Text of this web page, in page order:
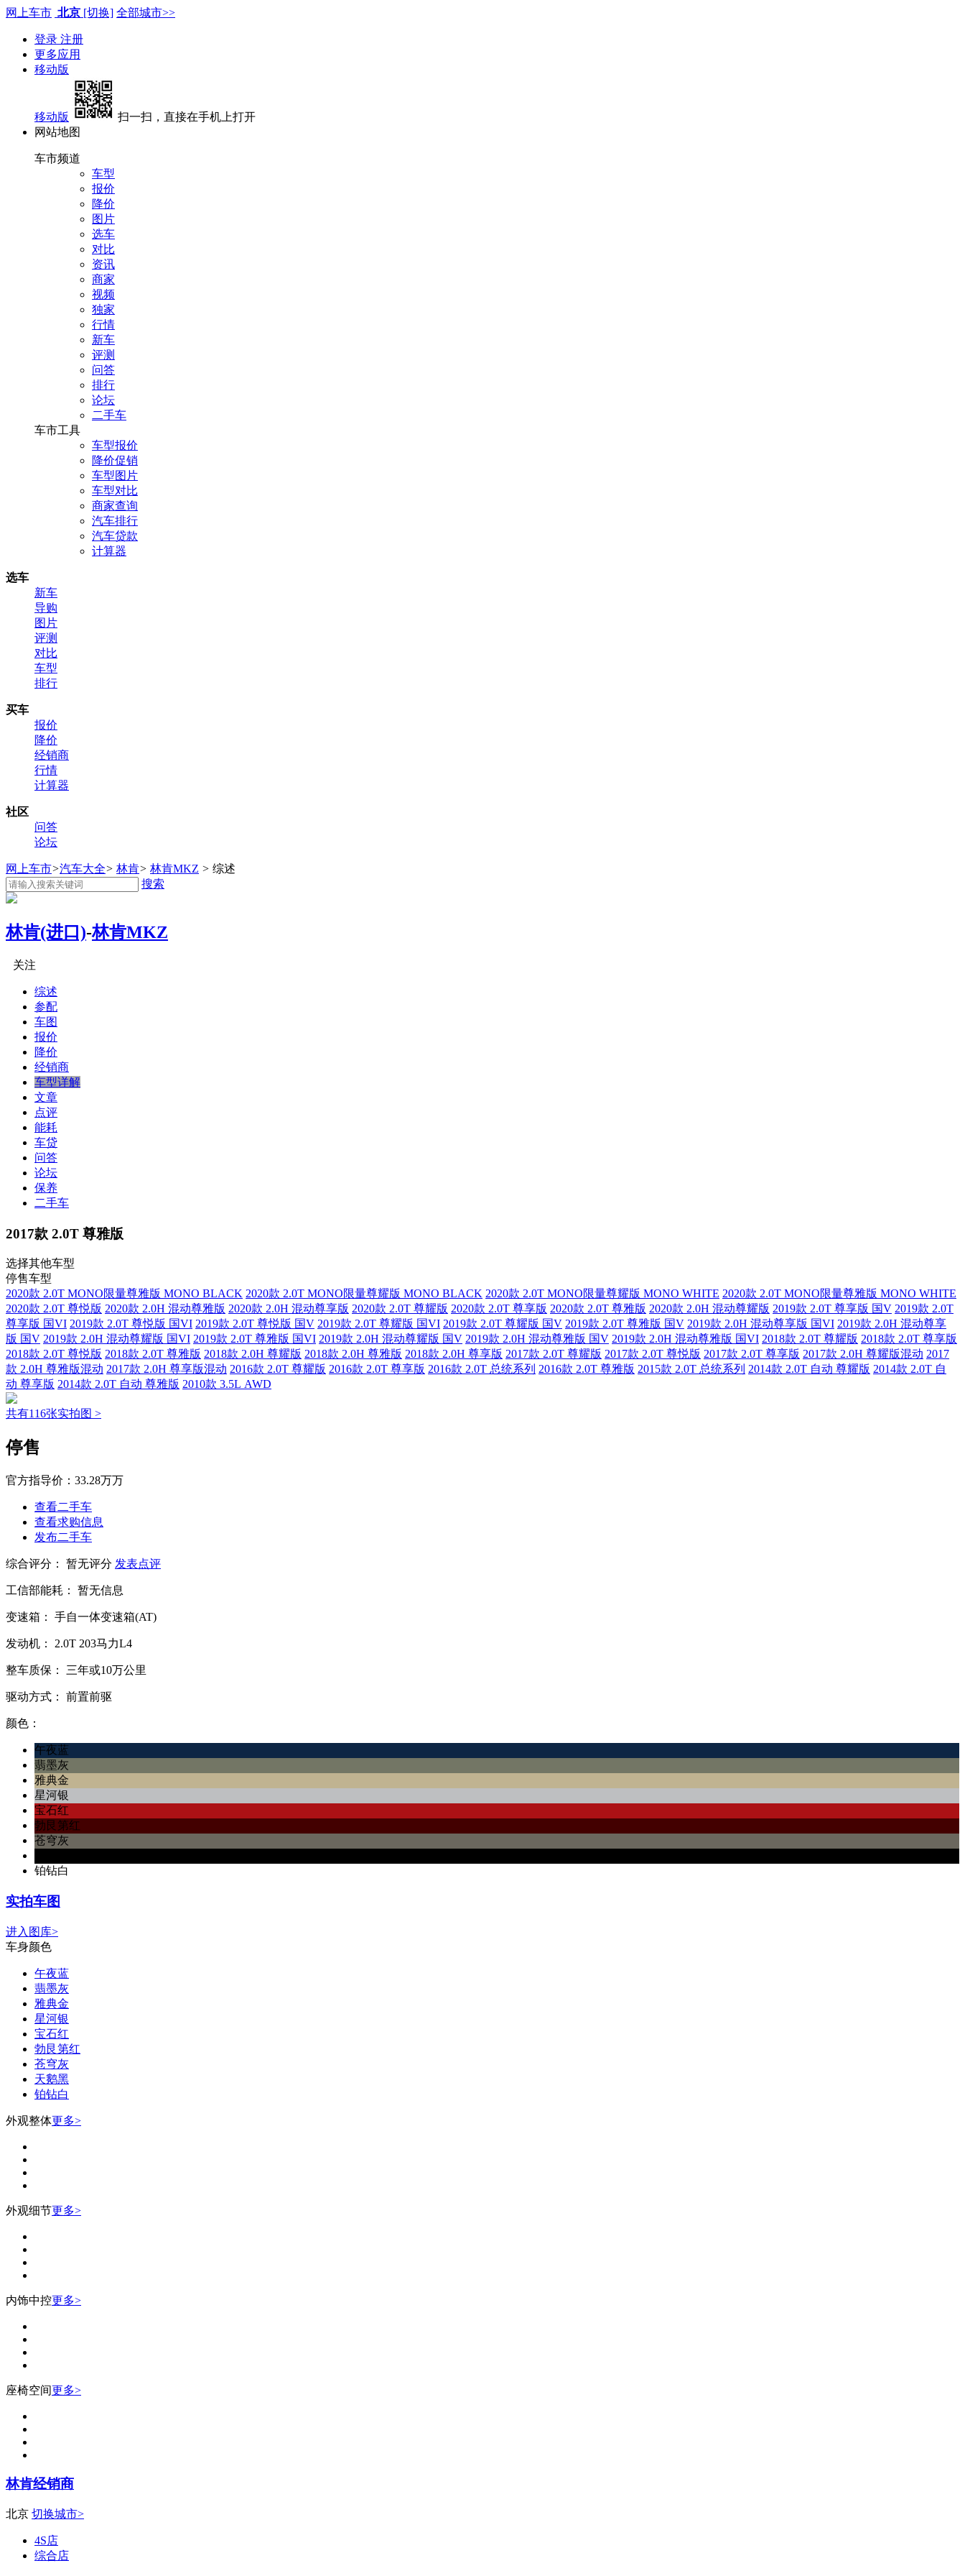
网上车市 北京 [切换] 全部城市>>
登录 注册
更多应用
移动版
移动版
扫一扫，直接在手机上打开
网站地图
车市频道
车型
报价
降价
图片
选车
对比
资讯
商家
视频
独家
行情
新车
评测
问答
排行
论坛
二手车
车市工具
车型报价
降价促销
车型图片
车型对比
商家查询
汽车排行
汽车贷款
计算器
选车
新车
导购
图片
评测
对比
车型
排行
买车
报价
降价
经销商
行情
计算器
社区
问答
论坛
网上车市>汽车大全> 林肯> 林肯MKZ > 综述
搜索
林肯(进口)-林肯MKZ
关注
综述
参配
车图
报价
降价
经销商
车型详解
文章
点评
能耗
车贷
问答
论坛
保养
二手车
2017款 2.0T 尊雅版
选择其他车型
停售车型
2020款 2.0T MONO限量尊雅版 MONO BLACK 2020款 2.0T MONO限量尊耀版 MONO BLACK 2020款 2.0T MONO限量尊耀版 MONO WHITE 2020款 2.0T MONO限量尊雅版 MONO WHITE
2020款 2.0T 尊悦版 2020款 2.0H 混动尊雅版 2020款 2.0H 混动尊享版 2020款 2.0T 尊耀版 2020款 2.0T 尊享版 2020款 2.0T 尊雅版 2020款 2.0H 混动尊耀版 2019款 2.0T 尊享版 国V 2019款 2.0T
尊享版 国VI 2019款 2.0T 尊悦版 国VI 2019款 2.0T 尊悦版 国V 2019款 2.0T 尊耀版 国VI 2019款 2.0T 尊耀版 国V 2019款 2.0T 尊雅版 国V 2019款 2.0H 混动尊享版 国VI 2019款 2.0H 混动尊享
版 国V 2019款 2.0H 混动尊耀版 国VI 2019款 2.0T 尊雅版 国VI 2019款 2.0H 混动尊耀版 国V 2019款 2.0H 混动尊雅版 国V 2019款 2.0H 混动尊雅版 国VI 2018款 2.0T 尊耀版 2018款 2.0T 尊享版
2018款 2.0T 尊悦版 2018款 2.0T 尊雅版 2018款 2.0H 尊耀版 2018款 2.0H 尊雅版 2018款 2.0H 尊享版 2017款 2.0T 尊耀版 2017款 2.0T 尊悦版 2017款 2.0T 尊享版 2017款 2.0H 尊耀版混动 2017
款 2.0H 尊雅版混动 2017款 2.0H 尊享版混动 2016款 2.0T 尊耀版 2016款 2.0T 尊享版 2016款 2.0T 总统系列 2016款 2.0T 尊雅版 2015款 2.0T 总统系列 2014款 2.0T 自动 尊耀版 2014款 2.0T 自
动 尊享版 2014款 2.0T 自动 尊雅版 2010款 3.5L AWD
共有116张实拍图 >
停售
官方指导价： 33.28万万
查看二手车
查看求购信息
发布二手车
综合评分： 暂无评分 发表点评
工信部能耗： 暂无信息
变速箱： 手自一体变速箱(AT)
发动机： 2.0T 203马力L4
整车质保： 三年或10万公里
驱动方式： 前置前驱
颜色：
午夜蓝
翡墨灰
雅典金
星河银
宝石红
勃艮第红
苍穹灰
铂钻白
实拍车图
进入图库>
车身颜色
午夜蓝
翡墨灰
雅典金
星河银
宝石红
勃艮第红
苍穹灰
天鹅黑
铂钻白
外观整体更多>
外观细节更多>
内饰中控更多>
座椅空间更多>
林肯经销商
北京 切换城市>
4S店
综合店